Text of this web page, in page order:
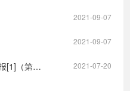
2021-09-07
2021-09-07
2021-07-20
资阳区那第七次全国人口普查公报[1]（第五号）——人口受教育情况